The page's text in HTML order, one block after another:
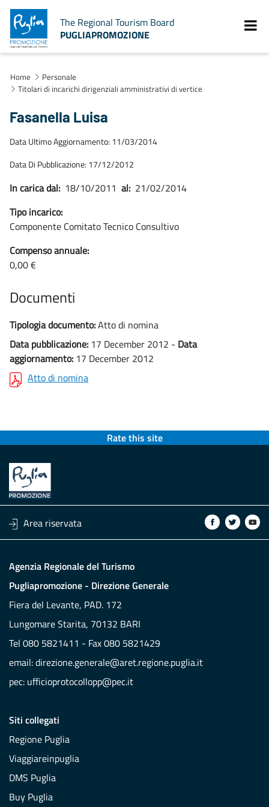
The Regional Tourism Board
PUGLIAPROMOZIONE
Home
Personale
Titolari di incarichi dirigenziali amministrativi di vertice
Fasanella Luisa
Data Ultimo Aggiornamento: 11/03/2014
Data Di Pubblicazione: 17/12/2012
In carica dal: 18/10/2011 al: 21/02/2014
Tipo incarico:
Componente Comitato Tecnico Consultivo
Compenso annuale:
0,00 €
Documenti
Tipologia documento:Atto di nomina
Data pubblicazione: 17 December 2012 - Data
aggiornamento: 17 December 2012
Atto di nomina
Rate this site
Area riservata
Agenzia Regionale del Turismo
Pugliapromozione - Direzione Generale
Fiera del Levante, PAD. 172
Lungomare Starita, 70132 BARI
Tel 080 5821411 - Fax 080 5821429
email:direzione.generale@aret.regione.puglia.it
pec: ufficioprotocollopp@pec.it
Siti collegati
Regione Puglia
Viaggiareinpuglia
DMS Puglia
Buy Puglia